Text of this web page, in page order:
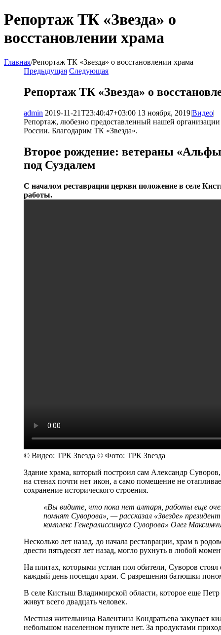
Репортаж ТК «Звезда» о
восстановлении храма
Главная/Репортаж ТК «Звезда» о восстановлении храма
Предыдущая Следующая
Репортаж ТК «Звезда» о
admin 2019-11-21T23:40:47+03:00 13 ноября, 2019|Видео|
Репортаж, любезно предоставленный нашей
России. Благодарим ТК «Звезда».
Второе рождение: ветераны
под Суздалем
С началом реставрации церкви положение в селе
работы.
© Видео: ТРК Звезда © Фото: ТРК Звезда
Здание храма, который построил сам Александр
на стенах почти нет икон, а само помещение не
сохранение исторического строения.
«Вы видите, что пока нет алтаря, работы еще
помнят Суворова», — рассказал «Звезде»
комплекс Генералиссимуса Суворова» Олег
Несколько лет назад, до начала реставрации, храм в
двести пятьдесят лет назад, могло рухнуть в любой
На плитах, которыми устлан пол обители, Суворов
каждый день посещал храм. С разрешения батюшки
В селе Кистыш Владимирской области, которое еще
живут всего двадцать человек.
Местная жительница Валентина Кондратьева закупает
небольшом населенном пункте нет. За продуктами